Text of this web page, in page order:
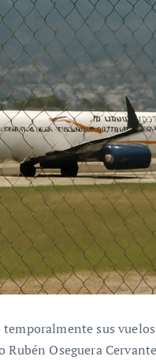
sus
Oseguera